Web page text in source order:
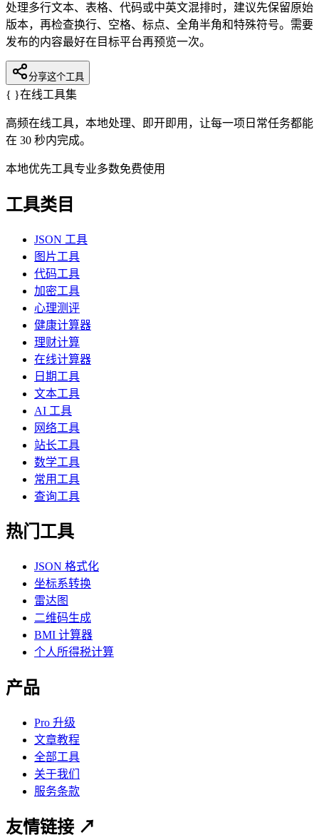
处理多行文本、表格、代码或中英文混排时，建议先保留原始
版本，再检查换行、空格、标点、全角半角和特殊符号。需要
发布的内容最好在目标平台再预览一次。
分享这个工具
{ }在线工具集
高频在线工具，本地处理、即开即用，让每一项日常任务都能
在 30 秒内完成。
本地优先工具专业多数免费使用
工具类目
JSON 工具
图片工具
代码工具
加密工具
心理测评
健康计算器
理财计算
在线计算器
日期工具
文本工具
AI 工具
网络工具
站长工具
数学工具
常用工具
查询工具
热门工具
JSON 格式化
坐标系转换
雷达图
二维码生成
BMI 计算器
个人所得税计算
产品
Pro 升级
文章教程
全部工具
关于我们
服务条款
友情链接 ↗